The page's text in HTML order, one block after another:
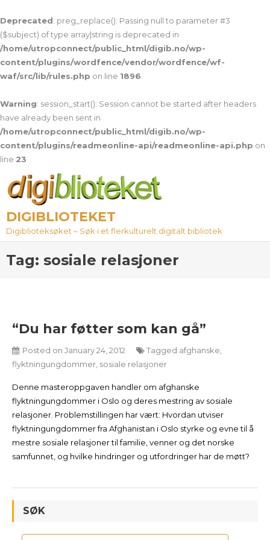
Deprecated: preg_replace(): Passing null to parameter #3
($subject) of type array|string is deprecated in
/home/utropconnect/public_html/digib.no/wp-
content/plugins/wordfence/vendor/wordfence/wf-
waf/src/lib/rules.php on line 1896
Warning: session_start(): Session cannot be started after headers
have already been sent in
/home/utropconnect/public_html/digib.no/wp-
content/plugins/readmeonline-api/readmeonline-api.php on
line 23
content
DIGIBLIOTEKET
Digiblioteksøket – Søk i et flerkulturelt digitalt bibliotek
Tag: sosiale relasjoner
“Du har føtter som kan gå”
Posted on January 24, 2012 Tagged afghanske
flyktningungdommer sosiale relasjoner
Denne masteroppgaven handler om afghanske
flyktningungdommer i Oslo og deres mestring av sosiale
relasjoner. Problemstillingen har vært: Hvordan utviser
flyktningungdommer fra Afghanistan i Oslo styrke og evne til å
mestre sosiale relasjoner til familie, venner og det norske
samfunnet, og hvilke hindringer og utfordringer har de møtt?
SØK